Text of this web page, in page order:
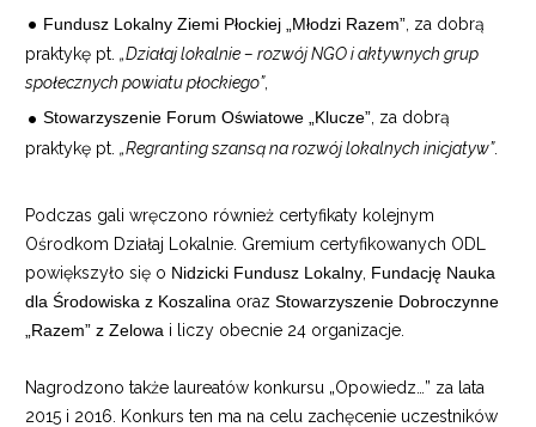
Fundusz Lokalny Ziemi Płockiej „Młodzi Razem” , za dobrą
praktykę pt. „Działaj lokalnie – rozwój NGO i aktywnych grup
społecznych powiatu płockiego”,
Stowarzyszenie Forum Oświatowe „Klucze”, za dobrą
praktykę pt. „Regranting szansą na rozwój lokalnych inicjatyw”.
Podczas gali wręczono również certyfikaty kolejnym
Ośrodkom Działaj Lokalnie. Gremium certyfikowanych ODL
powiększyło się o Nidzicki Fundusz Lokalny Fundację Nauka
dla Środowiska z Koszalina oraz Stowarzyszenie Dobroczynne
„Razem” z Zelowa i liczy obecnie 24 organizacje.
Nagrodzono także laureatów konkursu „Opowiedz…” za lata
2015 i 2016. Konkurs ten ma na celu zachęcenie uczestników